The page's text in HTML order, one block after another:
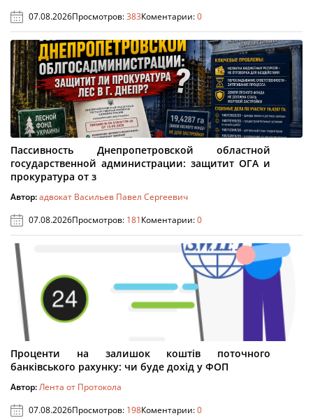
07.08.2026Просмотров:383Коментарии:0
Пассивность Днепропетровской областной
государственной администрации: защитит ОГА и
прокуратура от з
Автор:адвокат Васильев Павел Сергеевич
07.08.2026Просмотров: 181Коментарии:0
Проценти на залишок коштів поточного
банківського рахунку: чи буде дохід у ФОП
Автор:Лента от Протокола
07.08.2026Просмотров: 198Коментарии:0